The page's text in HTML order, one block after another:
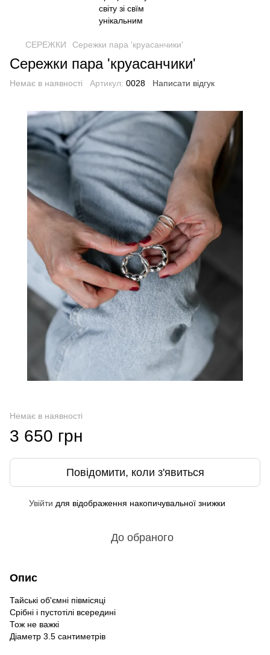
СЕРЕЖКИ Сережки пара 'круасанчики'
Сережки пара 'круасанчики'
Немає в наявності Артикул: 0028 Написати відгук
Немає в наявності
3 650 грн
Повідомити, коли з'явиться
Увійти для відображення накопичувальної знижки
До обраного
Опис
Тайські об'ємні півмісяці
Срібні і пустотілі всередині
Тож не важкі
Діаметр 3.5 сантиметрів